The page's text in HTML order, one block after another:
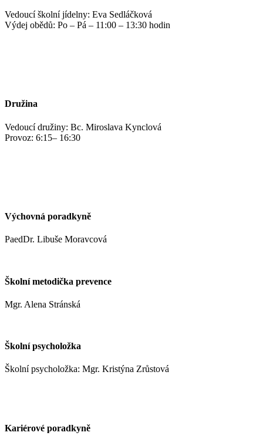
Vedoucí školní jídelny: Eva Sedláčková
Výdej obědů: Po – Pá – 11:00 – 13:30 hodin
Družina
Vedoucí družiny: Bc. Miroslava Kynclová
Provoz: 6:15– 16:30
Výchovná poradkyně
PaedDr. Libuše Moravcová
Školní metodička prevence
Mgr. Alena Stránská
Školní psycholožka
Školní psycholožka: Mgr. Kristýna Zrůstová
Kariérové poradkyně